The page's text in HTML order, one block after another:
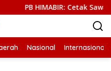
Cetak Sawah Baru
Nasional Internasional